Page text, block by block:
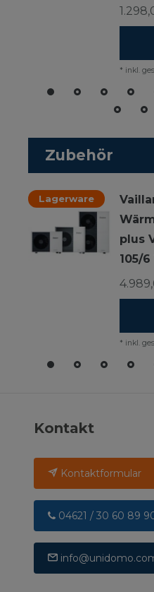
* inkl.
Zubehör
Lagerware
plus
105/6
* inkl.
Kontakt
Kontaktformular
04621 / 30 60 89